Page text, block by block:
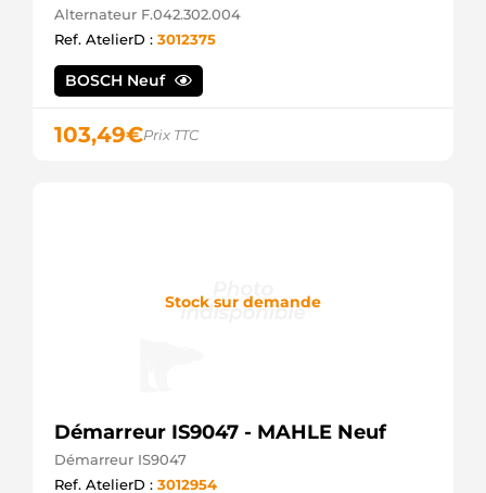
Alternateur F.042.302.004
Ref. AtelierD : 3012375
BOSCH Neuf
103,49€Prix TTC
Stock sur demande
Démarreur IS9047 - MAHLE Neuf
Démarreur IS9047
Ref. AtelierD : 3012954